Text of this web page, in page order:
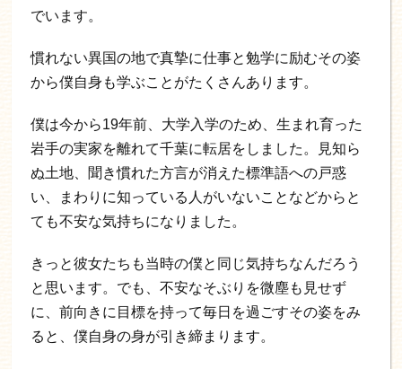
でいます。
慣れない異国の地で真摯に仕事と勉学に励むその姿
から僕自身も学ぶことがたくさんあります。
僕は今から19年前、大学入学のため、生まれ育った
岩手の実家を離れて千葉に転居をしました。見知ら
ぬ土地、聞き慣れた方言が消えた標準語への戸惑
い、まわりに知っている人がいないことなどからと
ても不安な気持ちになりました。
きっと彼女たちも当時の僕と同じ気持ちなんだろう
と思います。でも、不安なそぶりを微塵も見せず
に、前向きに目標を持って毎日を過ごすその姿をみ
ると、僕自身の身が引き締まります。